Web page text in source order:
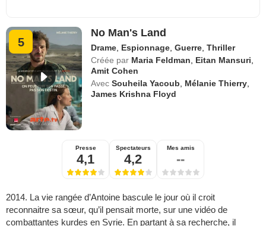
5
No Man's Land
Drame Espionnage ,Guerre ,Thriller
Créée par Maria Feldman Eitan Mansuri
Amit Cohen
Avec Souheila Yacoub Mélanie Thierry
James Krishna Floyd
Presse
4,1
Spectateurs
4,2
Mes amis
--
2014. La vie rangée d’Antoine bascule le jour où il croit
reconnaitre sa sœur, qu’il pensait morte, sur une vidéo de
combattantes kurdes en Syrie. En partant à sa recherche, il